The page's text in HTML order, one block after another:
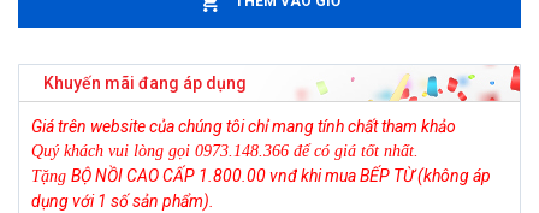
Khuyến mãi đang áp dụng
Giá trên website của chúng tôi chỉ mang tính chất tham khảo
Quý khách vui lòng gọi 0973.148.366 để có giá tốt nhất.
Tặng BỘ NỒI CAO CẤP 1.800.00 vnđkhi mua BẾP TỪ (không áp
dụng với 1 số sản phẩm).